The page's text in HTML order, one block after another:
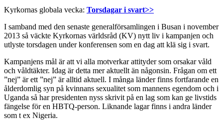
Kyrkornas globala vecka: Torsdagar i svart>>
I samband med den senaste generalförsamlingen i Busan i november
2013 så väckte Kyrkornas världsråd (KV) nytt liv i kampanjen och
utlyste torsdagen under konferensen som en dag att klä sig i svart.
Kampanjens mål är att vi alla motverkar attityder som orsakar våld
och våldtäkter. Idag är detta mer aktuellt än någonsin. Frågan om ett
”nej” är ett ”nej” är alltid aktuell. I många länder finns fortfarande en
ålderdomlig syn på kvinnans sexualitet som mannens egendom och i
Uganda så har presidenten nyss skrivit på en lag som kan ge livstids
fängelse för en HBTQ-person. Liknande lagar finns i andra länder
som t ex Nigeria.